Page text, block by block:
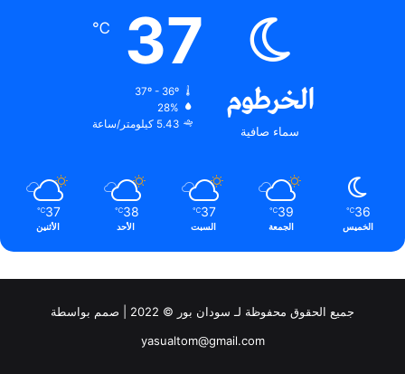
الخرطوم
سماء صافية
37
℃
37º - 36º
28%
5.43 كيلومتر/ساعة
36
℃
الخميس
39
℃
الجمعة
37
℃
السبت
38
℃
الأحد
37
℃
الأثنين
جميع الحقوق محفوظة لـ سودان بور © 2022 | صمم بواسطة
yasualtom@gmail.com